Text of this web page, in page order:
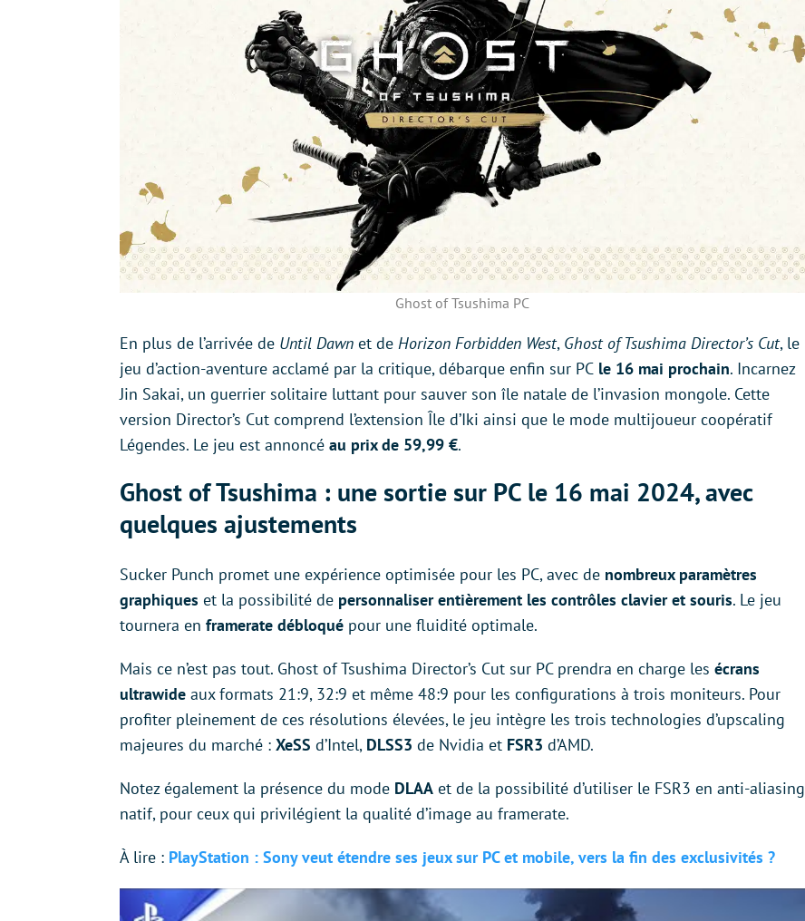
Ghost of Tsushima PC
En plus de l’arrivée de Until Dawn et de Horizon Forbidden West, Ghost of Tsushima Director’s Cut, le
jeu d’action-aventure acclamé par la critique, débarque enfin sur PC le 16 mai prochain. Incarnez
Jin Sakai, un guerrier solitaire luttant pour sauver son île natale de l’invasion mongole. Cette
version Director’s Cut comprend l’extension Île d’Iki ainsi que le mode multijoueur coopératif
Légendes. Le jeu est annoncé au prix de 59,99 €.
Ghost of Tsushima : une sortie sur PC le 16 mai 2024, avec
quelques ajustements
Sucker Punch promet une expérience optimisée pour les PC, avec de nombreux paramètres
graphiques et la possibilité de personnaliser entièrement les contrôles clavier et souris. Le jeu
tournera en framerate débloqué pour une fluidité optimale.
Mais ce n’est pas tout. Ghost of Tsushima Director’s Cut sur PC prendra en charge les écrans
ultrawide aux formats 21:9, 32:9 et même 48:9 pour les configurations à trois moniteurs. Pour
profiter pleinement de ces résolutions élevées, le jeu intègre les trois technologies d’upscaling
majeures du marché : XeSS d’Intel, DLSS3 de Nvidia et FSR3 d’AMD.
Notez également la présence du mode DLAA et de la possibilité d’utiliser le FSR3 en anti-aliasing
natif, pour ceux qui privilégient la qualité d’image au framerate.
À lire : PlayStation : Sony veut étendre ses jeux sur PC et mobile, vers la fin des exclusivités ?